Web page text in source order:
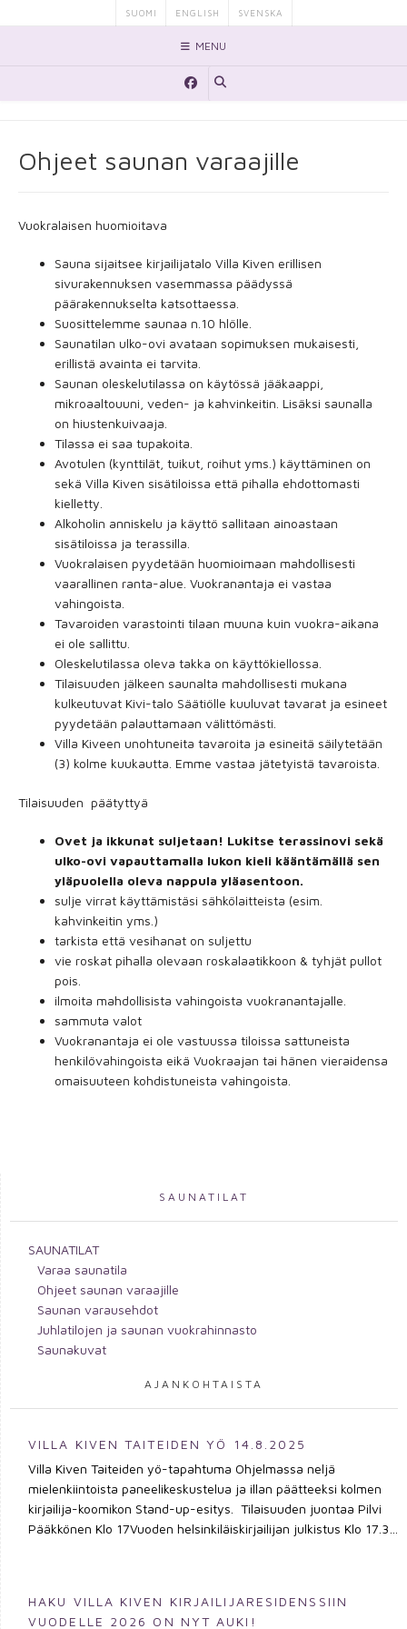
to
SUOMI ENGLISH SVENSKA
MENU
Ohjeet saunan varaajille
Vuokralaisen huomioitava
Sauna sijaitsee kirjailijatalo Villa Kiven erillisen
sivurakennuksen vasemmassa päädyssä
päärakennukselta katsottaessa.
Suosittelemme saunaa n.10 hlölle.
Saunatilan ulko-ovi avataan sopimuksen mukaisesti,
erillistä avainta ei tarvita.
Saunan oleskelutilassa on käytössä jääkaappi,
mikroaaltouuni, veden- ja kahvinkeitin. Lisäksi saunalla
on hiustenkuivaaja.
Tilassa ei saa tupakoita.
Avotulen (kynttilät, tuikut, roihut yms.) käyttäminen on
sekä Villa Kiven sisätiloissa että pihalla ehdottomasti
kielletty.
Alkoholin anniskelu ja käyttö sallitaan ainoastaan
sisätiloissa ja terassilla.
Vuokralaisen pyydetään huomioimaan mahdollisesti
vaarallinen ranta-alue. Vuokranantaja ei vastaa
vahingoista.
Tavaroiden varastointi tilaan muuna kuin vuokra-aikana
ei ole sallittu.
Oleskelutilassa oleva takka on käyttökiellossa.
Tilaisuuden jälkeen saunalta mahdollisesti mukana
kulkeutuvat Kivi-talo Säätiölle kuuluvat tavarat ja esineet
pyydetään palauttamaan välittömästi.
Villa Kiveen unohtuneita tavaroita ja esineitä säilytetään
(3) kolme kuukautta. Emme vastaa jätetyistä tavaroista.
Tilaisuuden päätyttyä
Ovet ja ikkunat suljetaan! Lukitse terassinovi sekä
ulko-ovi vapauttamalla lukon kieli kääntämällä sen
yläpuolella oleva nappula yläasentoon.
sulje virrat käyttämistäsi sähkölaitteista (esim.
kahvinkeitin yms.)
tarkista että vesihanat on suljettu
vie roskat pihalla olevaan roskalaatikkoon & tyhjät pullot
pois.
ilmoita mahdollisista vahingoista vuokranantajalle.
sammuta valot
Vuokranantaja ei ole vastuussa tiloissa sattuneista
henkilövahingoista eikä Vuokraajan tai hänen vieraidensa
omaisuuteen kohdistuneista vahingoista.
SAUNATILAT
SAUNATILAT
Varaa saunatila
Ohjeet saunan varaajille
Saunan varausehdot
Juhlatilojen ja saunan vuokrahinnasto
Saunakuvat
AJANKOHTAISTA
VILLA KIVEN TAITEIDEN YÖ 14.8.2025
Villa Kiven Taiteiden yö-tapahtuma Ohjelmassa neljä
mielenkiintoista paneelikeskustelua ja illan päätteeksi kolmen
kirjailija-koomikon Stand-up-esitys. Tilaisuuden juontaa Pilvi
Pääkkönen Klo 17Vuoden helsinkiläiskirjailijan julkistus Klo 17.30
Klo 18.30Rajalla Mikä on kirjallisuuden merkitys
HAKU VILLA KIVEN KIRJAILIJARESIDENSSIIN
VUODELLE 2026 ON NYT AUKI!